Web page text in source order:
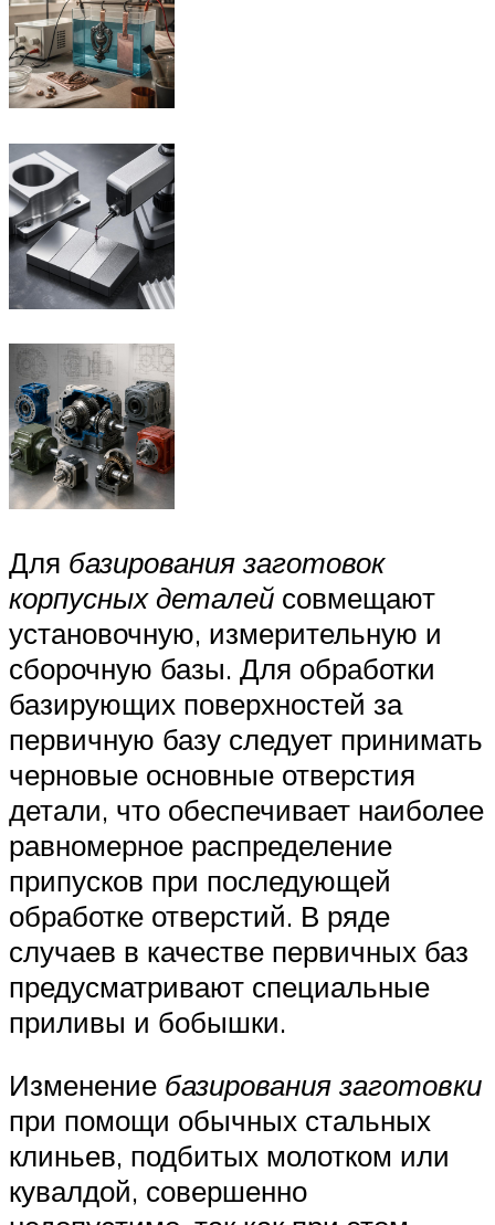
Для базирования заготовок
корпусных деталей совмещают
установочную, измерительную и
сборочную базы. Для обработки
базирующих поверхностей за
первичную базу следует принимать
черновые основные отверстия
детали, что обеспечивает наиболее
равномерное распределение
припусков при последующей
обработке отверстий. В ряде
случаев в качестве первичных баз
предусматривают специальные
приливы и бобышки.
Изменение базирования заготовки
при помощи обычных стальных
клиньев, подбитых молотком или
кувалдой, совершенно